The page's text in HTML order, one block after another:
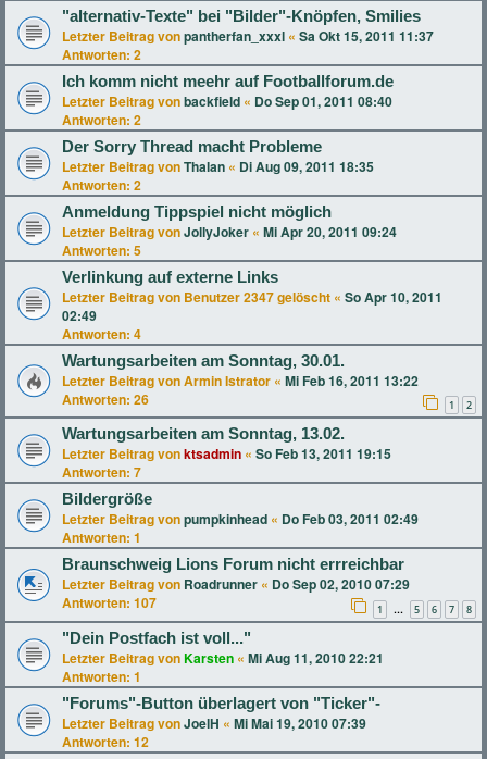
"alternativ-Texte" bei "Bilder"-Knöpfen, Smilies
Letzter Beitrag vonpantherfan_xxxl « Sa Okt 15, 2011 11:37
Antworten: 2
Ich komm nicht meehr auf Footballforum.de
Letzter Beitrag vonbackfield « Do Sep 01, 2011 08:40
Antworten: 2
Der Sorry Thread macht Probleme
Letzter Beitrag vonThalan « Di Aug 09, 2011 18:35
Antworten: 2
Anmeldung Tippspiel nicht möglich
Letzter Beitrag vonJollyJoker « Mi Apr 20, 2011 09:24
Antworten: 5
Verlinkung auf externe Links
Letzter Beitrag von Benutzer 2347 gelöscht « So Apr 10, 2011
02:49
Antworten: 4
Wartungsarbeiten am Sonntag, 30.01.
Letzter Beitrag vonArmin Istrator « Mi Feb 16, 2011 13:22
Antworten: 26 1 2
Wartungsarbeiten am Sonntag, 13.02.
Letzter Beitrag vonktsadmin « So Feb 13, 2011 19:15
Antworten: 7
Bildergröße
Letzter Beitrag vonpumpkinhead « Do Feb 03, 2011 02:49
Antworten: 1
Braunschweig Lions Forum nicht errreichbar
Letzter Beitrag von Roadrunner « Do Sep 02, 2010 07:29
Antworten: 107 1 … 5 6 7 8
"Dein Postfach ist voll..."
Letzter Beitrag vonKarsten « Mi Aug 11, 2010 22:21
Antworten: 1
"Forums"-Button überlagert von "Ticker"-
Letzter Beitrag vonJoelH « Mi Mai 19, 2010 07:39
Antworten: 12